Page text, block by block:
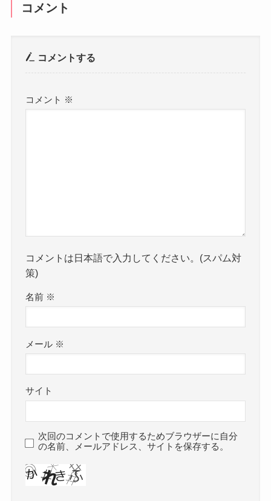
コメント
コメントする
コメント ※
コメントは日本語で入力してください。(スパム対
策)
名前 ※
メール ※
サイト
次回のコメントで使用するためブラウザーに自分
の名前、メールアドレス、サイトを保存する。